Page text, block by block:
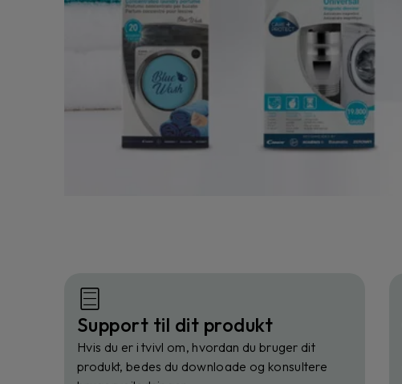
Support til dit produkt
Hvis du er i tvivl om, hvordan du bruger dit
produkt, bedes du downloade og konsultere